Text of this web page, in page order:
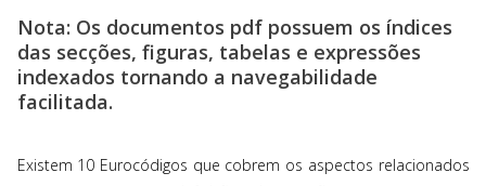
Nota: Os documentos pdf possuem os índices
das secções, figuras, tabelas e expressões
indexados tornando a navegabilidade
facilitada.
Existem 10 Eurocódigos que cobrem os aspectos relacionados